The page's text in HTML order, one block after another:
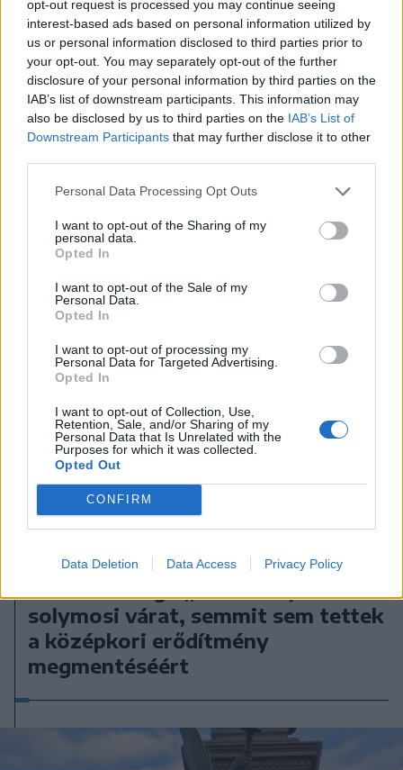
opt-out request is processed you may continue seeing
interest-based ads based on personal information utilized by
us or personal information disclosed to third parties prior to
your opt-out. You may separately opt-out of the further
disclosure of your personal information by third parties on the
IAB’s list of downstream participants. This information may
also be disclosed by us to third parties on the IAB’s List of
Downstream Participants that may further disclose it to other
Personal Data Processing Opt Outs
I want to opt-out of the Sharing of my
personal data.
Opted In
I want to opt-out of the Sale of my
Personal Data.
Opted In
I want to opt-out of processing my
Personal Data for Targeted Advertising.
Opted In
I want to opt-out of Collection, Use,
Retention, Sale, and/or Sharing of my
Personal Data that Is Unrelated with the
Purposes for which it was collected.
Opted Out
CONFIRM
Data Deletion Data Access Privacy Policy
2025. november 20., csütörtök
Építészeti szempontból a Kárpát-
medence minden történelmi
városrésze otthonos a magyar
ember számára
2025. október 31., péntek
solymosi várat, semmit sem tettek
a középkori erődítmény
megmentéséért